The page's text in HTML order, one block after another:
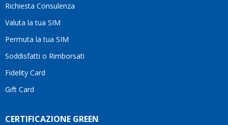
Richiesta Consulenza
Valuta la tua SIM
Permuta la tua SIM
Soddisfatti o Rimborsati
Fidelity Card
Gift Card
CERTIFICAZIONE GREEN